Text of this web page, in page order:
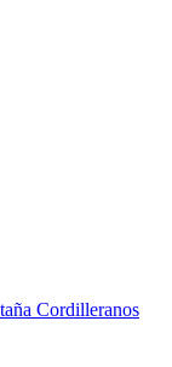
Cordilleranos